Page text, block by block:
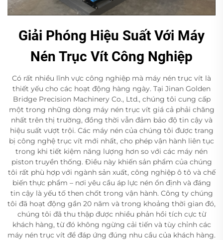
Giải Phóng Hiệu Suất Với Máy
Nén Trục Vít Công Nghiệp
Có rất nhiều lĩnh vực công nghiệp mà máy nén trục vít là
thiết yếu cho các hoạt động hàng ngày. Tại Jinan Golden
Bridge Precision Machinery Co., Ltd., chúng tôi cung cấp
một trong những dòng máy nén trục vít giá cả phải chăng
nhất trên thị trường, đồng thời vẫn đảm bảo độ tin cậy và
hiệu suất vượt trội. Các máy nén của chúng tôi được trang
bị công nghệ trục vít mới nhất, cho phép vận hành liên tục
trong khi tiết kiệm năng lượng hơn so với các máy nén
piston truyền thống. Điều này khiến sản phẩm của chúng
tôi rất phù hợp với ngành sản xuất, công nghiệp ô tô và chế
biến thực phẩm – nơi yêu cầu áp lực nén ổn định và đáng
tin cậy là yếu tố then chốt trong vận hành. Công ty chúng
tôi đã hoạt động gần 20 năm và trong khoảng thời gian đó,
chúng tôi đã thu thập được nhiều phản hồi tích cực từ
khách hàng, từ đó không ngừng cải tiến và tùy chỉnh các
máy nén trục vít để đáp ứng đúng nhu cầu của khách hàng.